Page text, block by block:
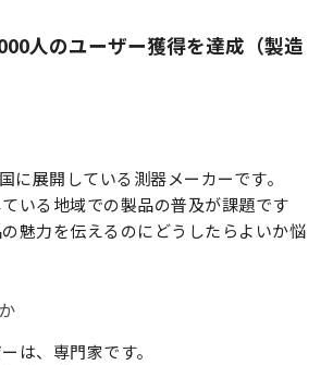
人のユーザー獲得を達成（製造
に展開している測器メーカーです。
いる地域での製品の普及が課題です
魅力を伝えるのにどうしたらよいか悩
は、専門家です。